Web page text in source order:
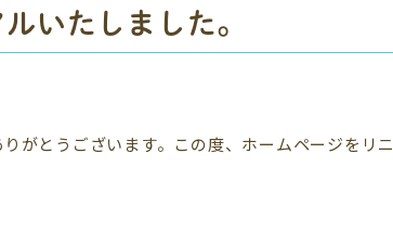
いたしました。
がとうございます。この度、ホームページをリ